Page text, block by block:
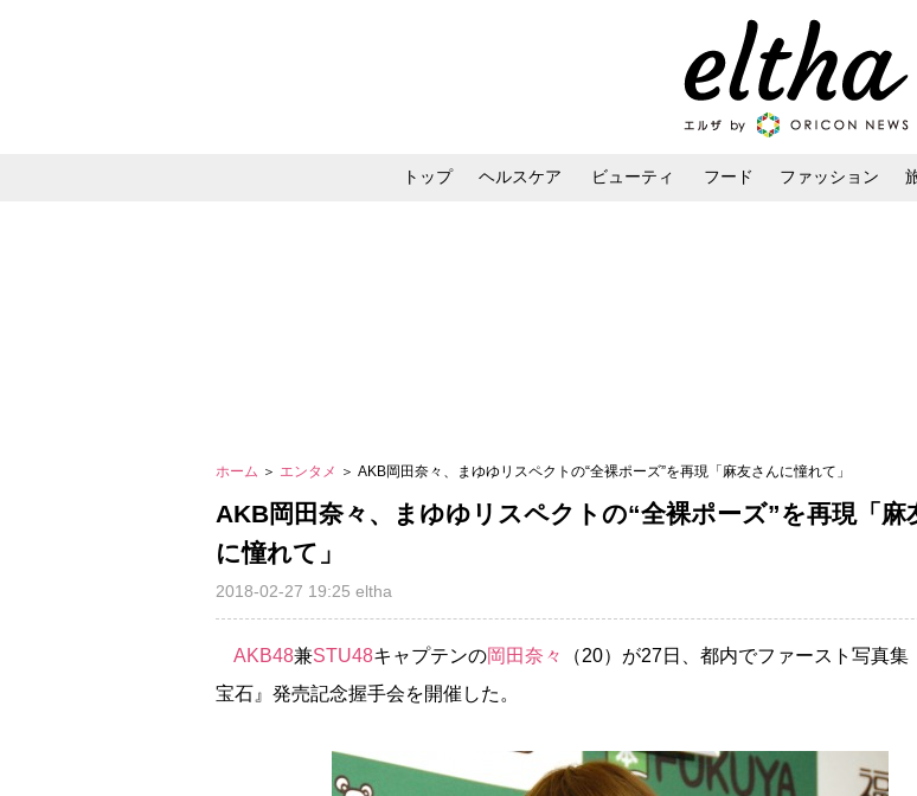
トップ ヘルスケア ビューティ フード ファッション
ホーム ＞ エンタメ ＞ AKB岡田奈々、まゆゆリスペクトの“全裸ポーズ”を再現「麻友さんに憧れて」
AKB岡田奈々、まゆゆリスペクトの“全裸ポーズ”を再現「麻
に憧れて」
2018-02-27 19:25 eltha
AKB48兼STU48キャプテンの岡田奈々
（20）が27日、都内でファースト写真集
宝石』発売記念握手会を開催した。